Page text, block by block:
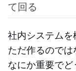
て回る
社内システム
ただ作るのでは
なにか重要で